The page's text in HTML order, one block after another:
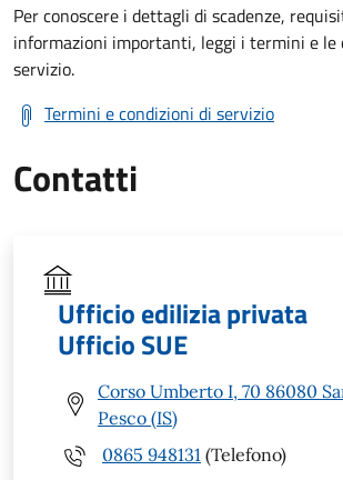
Per conoscere i dettagli di scadenze,
informazioni importanti, leggi i termini e le
servizio.
Termini e condizioni di servizio
Contatti
Ufficio edilizia privata
Ufficio SUE
Corso Umberto I, 70 86080
Pesco (IS)
0865 948131 (Telefono)